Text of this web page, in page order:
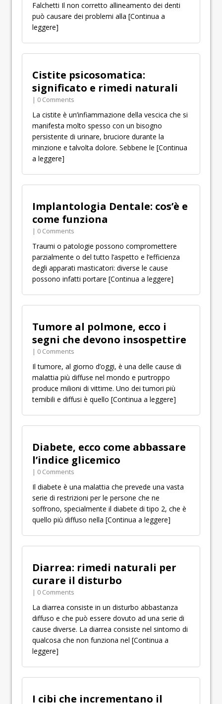
Falchetti Il non corretto allineamento dei denti
può causare dei problemi alla [Continua a
leggere]
Cistite psicosomatica:
significato e rimedi naturali
| 0 Comments
La cistite è un’infiammazione della vescica che si
manifesta molto spesso con un bisogno
persistente di urinare, bruciore durante la
minzione e talvolta dolore. Sebbene le [Continua
a leggere]
Implantologia Dentale: cos’è e
come funziona
| 0 Comments
Traumi o patologie possono compromettere
parzialmente o del tutto l’aspetto e l’efficienza
degli apparati masticatori: diverse le cause
possono infatti portare [Continua a leggere]
Tumore al polmone, ecco i
segni che devono insospettire
| 0 Comments
Il tumore, al giorno d’oggi, è una delle cause di
malattia più diffuse nel mondo e purtroppo
produce milioni di vittime. Uno dei tumori più
temibili e diffusi è quello [Continua a leggere]
Diabete, ecco come abbassare
l’indice glicemico
| 0 Comments
Il diabete è una malattia che prevede una vasta
serie di restrizioni per le persone che ne
soffrono, specialmente il diabete di tipo 2, che è
quello più diffuso nella [Continua a leggere]
Diarrea: rimedi naturali per
curare il disturbo
| 0 Comments
La diarrea consiste in un disturbo abbastanza
diffuso e che può essere dovuto ad una serie di
cause diverse. La diarrea consiste nel sintomo di
qualcosa che non funziona nel [Continua a
leggere]
I cibi che incrementano il